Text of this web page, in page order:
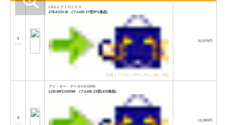
1
[
]
LGエレクトロニクス
27EA33V-B (フルHD 27型IPS液晶)
[先週まで:16位→10位→8位→1位 →1位]
20,979円
2
[
]
アイ・オー・データ/I-O DATA
LCD-MF234XNR (フルHD 23型LED液晶)
13,980円